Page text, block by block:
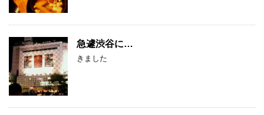
急遽渋谷に…
きました